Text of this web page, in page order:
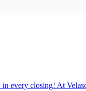
in every closing! At